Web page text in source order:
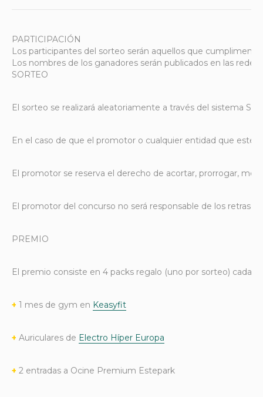
PARTICIPACIÓN
Los participantes del sorteo serán aquellos que
Los nombres de los ganadores serán publicados en las
SORTEO
El sorteo se realizará aleatoriamente a través del sistema
En el caso de que el promotor o cualquier entidad que esté
El promotor se reserva el derecho de acortar, prorrogar,
El promotor del concurso no será responsable de los
PREMIO
El premio consiste en 4 packs regalo (uno por sorteo) cada
+ 1 mes de gym en Keasyfit
+ Auriculares de Electro Híper Europa
+ 2 entradas a Ocine Premium Estepark